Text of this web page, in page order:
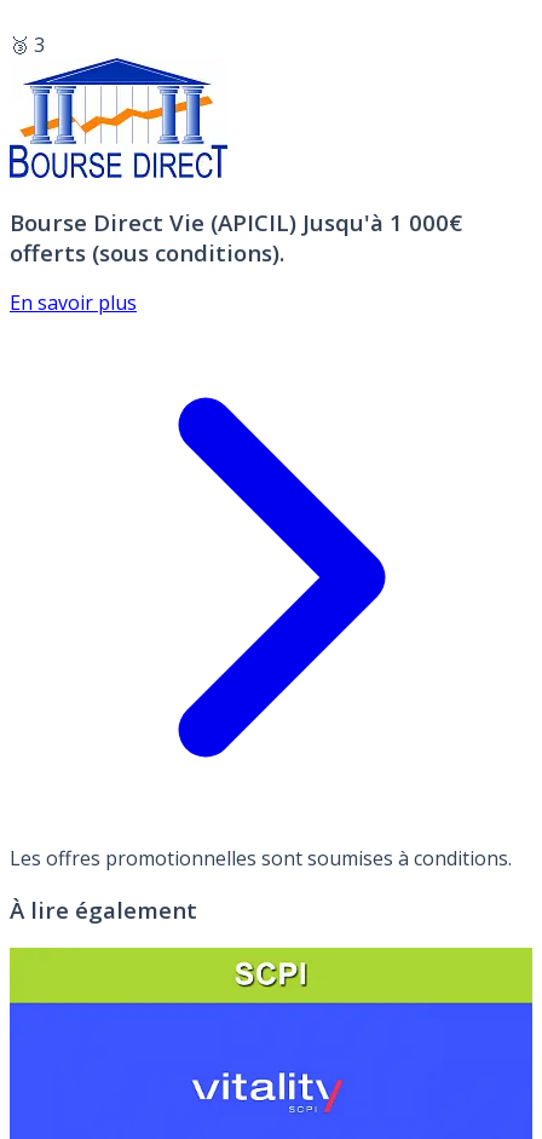
🥉 3
Bourse Direct Vie (APICIL) Jusqu'à 1 000€
offerts (sous conditions).
En savoir plus
Les offres promotionnelles sont soumises à conditions.
À lire également